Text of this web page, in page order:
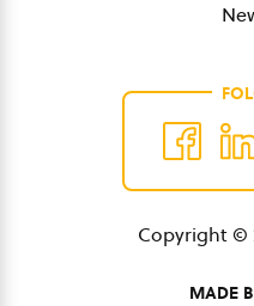
Copyright ©
MADE